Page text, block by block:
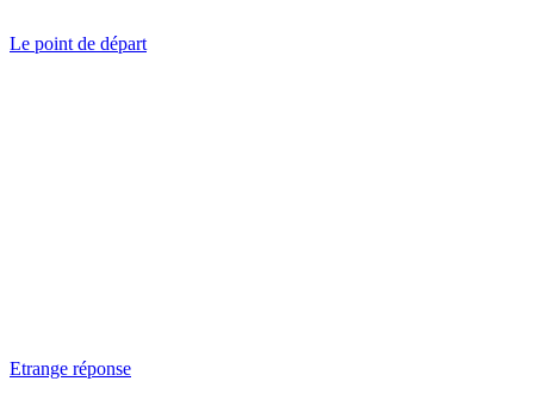
Le point de départ
Etrange réponse